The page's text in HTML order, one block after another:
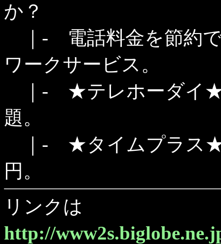
か？
｜- 電話料金を節約で
ワークサービス。
｜- ★テレホーダイ★
題。
｜- ★タイムプラス★
円。
リンクは
http://